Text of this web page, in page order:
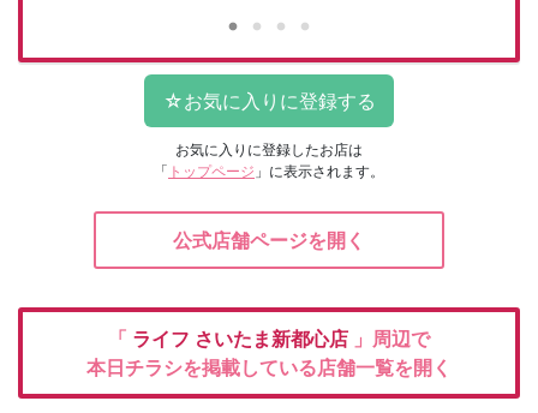
お気に入りに登録したお店は
「 トップページ 」に表示されます。
公式店舗ページを開く
「 ライフ さいたま新都心店 」周辺で
本日チラシを掲載している店舗一覧を開く